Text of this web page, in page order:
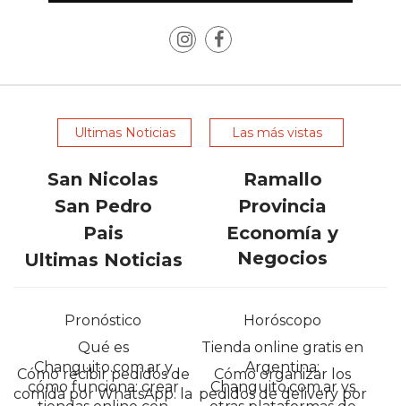
PARA
PAGAR
CREAR
COMISIÓN
POR
VENTA
Ultimas Noticias Las más vistas
San Nicolas
Ramallo
San Pedro
Provincia
Pais
Economía y
Negocios
Ultimas Noticias
Pronóstico
Horóscopo
Qué es
Changuito.com.ar y
cómo funciona: crear
Tienda online gratis en
Argentina:
Changuito.com.ar vs
Cómo recibir pedidos de
comida por WhatsApp: la
Cómo organizar los
pedidos de delivery por